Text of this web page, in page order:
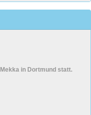
in Dortmund statt.